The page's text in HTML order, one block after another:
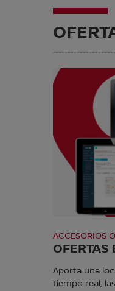
ACCESORIOS
OFERTAS
Aporta una
tiempo real,